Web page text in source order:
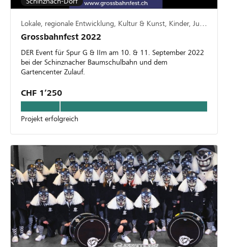
Lokale, regionale Entwicklung, Kultur & Kunst, Kinder, Jugend, Familie, Veranstaltungen
Grossbahnfest 2022
DER Event für Spur G & IIm am 10. & 11. September 2022
bei der Schinznacher Baumschulbahn und dem
Gartencenter Zulauf.
CHF 1’250
Projekt erfolgreich